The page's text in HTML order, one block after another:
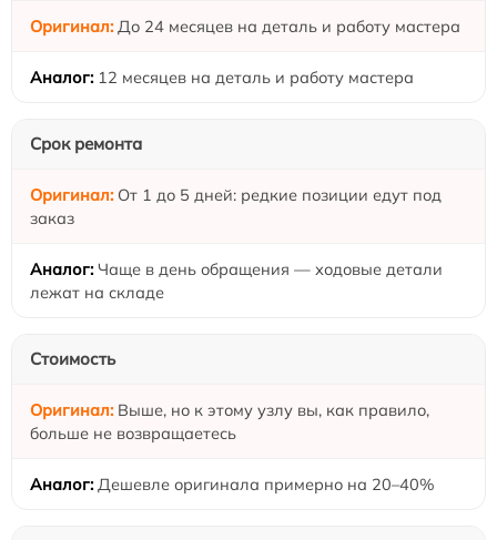
До 24 месяцев на деталь и работу мастера
12 месяцев на деталь и работу мастера
Срок ремонта
От 1 до 5 дней: редкие позиции едут под
заказ
Чаще в день обращения — ходовые детали
лежат на складе
Стоимость
Выше, но к этому узлу вы, как правило,
больше не возвращаетесь
Дешевле оригинала примерно на 20–40%